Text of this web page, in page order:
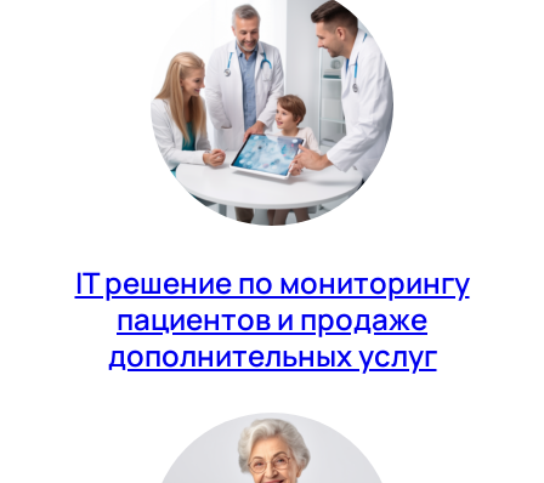
IT решение по мониторингу
пациентов и продаже
дополнительных услуг